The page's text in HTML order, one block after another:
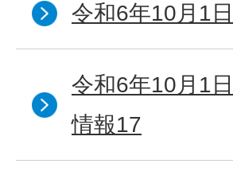
令和6年10月1
令和6年10月1
情報17